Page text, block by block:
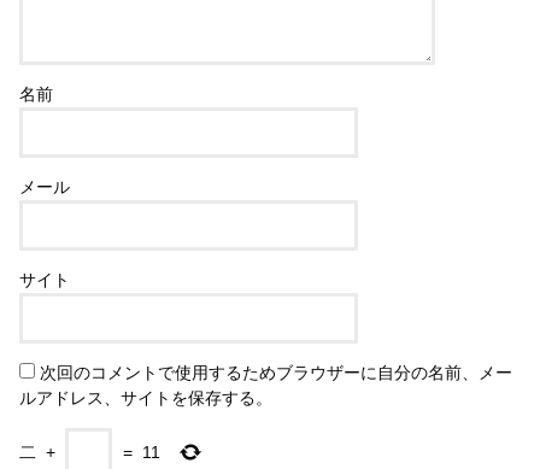
名前
メール
サイト
次回のコメントで使用するためブラウザーに自分の名前、メー
ルアドレス、サイトを保存する。
二 + = 11